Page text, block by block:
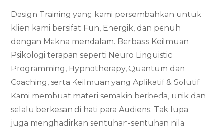
Design Training yang kami persembahkan untuk
klien kami bersifat Fun, Energik, dan penuh
dengan Makna mendalam. Berbasis Keilmuan
Psikologi terapan seperti Neuro Linguistic
Programming, Hypnotherapy, Quantum dan
Coaching, serta Keilmuan yang Aplikatif & Solutif.
Kami membuat materi semakin berbeda, unik dan
selalu berkesan di hati para Audiens. Tak lupa
juga menghadirkan sentuhan-sentuhan nila